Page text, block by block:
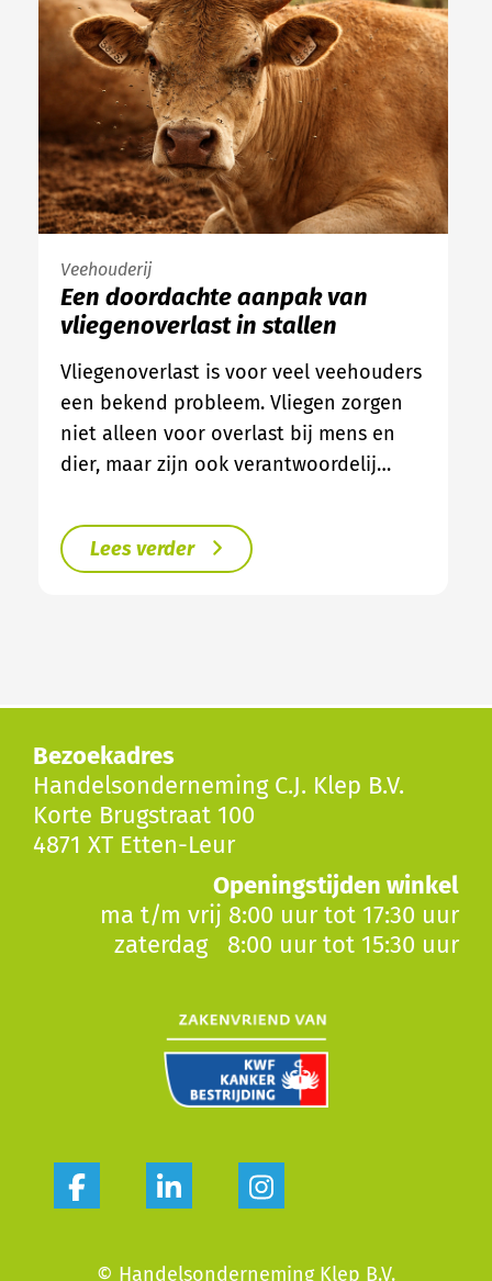
Veehouderij
Een doordachte aanpak van
vliegenoverlast in stallen
Vliegenoverlast is voor veel veehouders
een bekend probleem. Vliegen zorgen
niet alleen voor overlast bij mens en
dier, maar zijn ook verantwoordelij…
Lees verder
Bezoekadres
Handelsonderneming C.J. Klep B.V.
Korte Brugstraat 100
4871 XT Etten-Leur
Openingstijden winkel
ma t/m vrij 8:00 uur tot 17:30 uur
zaterdag 8:00 uur tot 15:30 uur
© Handelsonderneming Klep B.V.